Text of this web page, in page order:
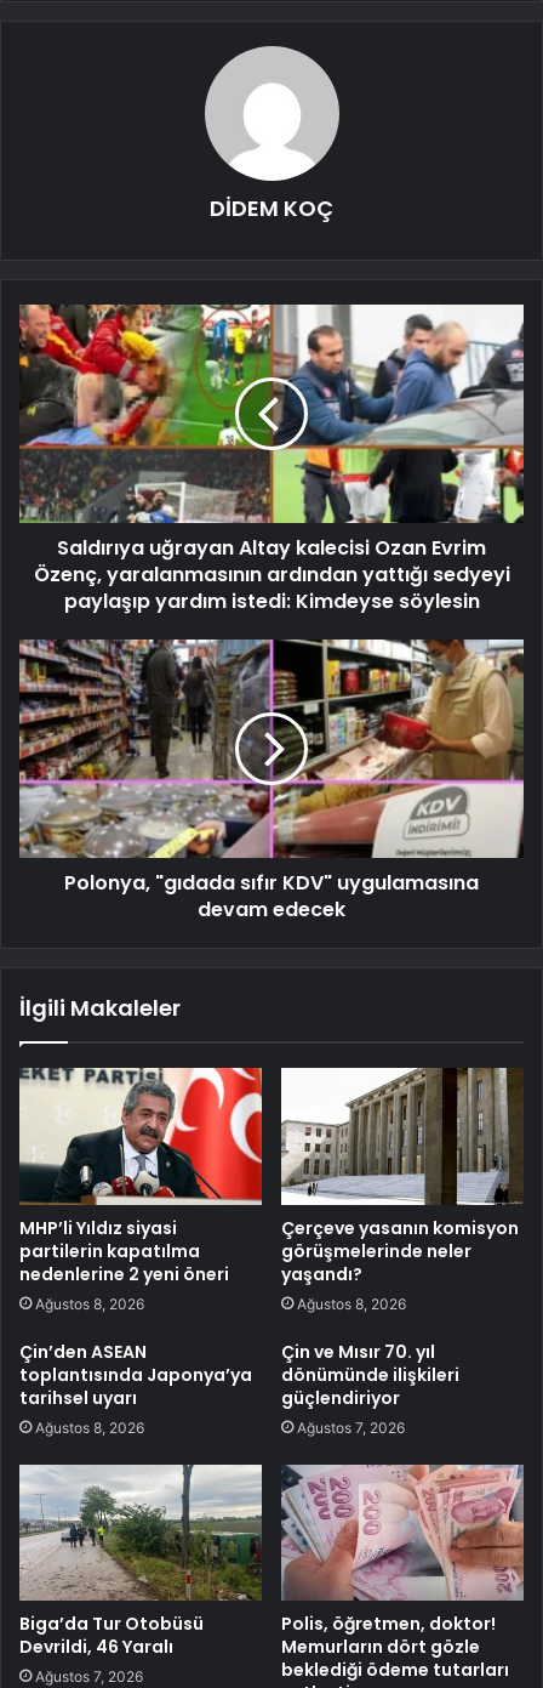
DİDEM KOÇ
Saldırıya uğrayan Altay kalecisi Ozan Evrim
Özenç, yaralanmasının ardından yattığı sedyeyi
paylaşıp yardım istedi: Kimdeyse söylesin
Polonya, "gıdada sıfır KDV" uygulamasına
devam edecek
İlgili Makaleler
MHP’li Yıldız siyasi
partilerin kapatılma
nedenlerine 2 yeni öneri
Ağustos 8, 2026
Çerçeve yasanın komisyon
görüşmelerinde neler
yaşandı?
Ağustos 8, 2026
Çin’den ASEAN
toplantısında Japonya’ya
tarihsel uyarı
Ağustos 8, 2026
Çin ve Mısır 70. yıl
dönümünde ilişkileri
güçlendiriyor
Ağustos 7, 2026
Biga’da Tur Otobüsü
Devrildi, 46 Yaralı
Ağustos 7, 2026
Polis, öğretmen, doktor!
Memurların dört gözle
beklediği ödeme tutarları